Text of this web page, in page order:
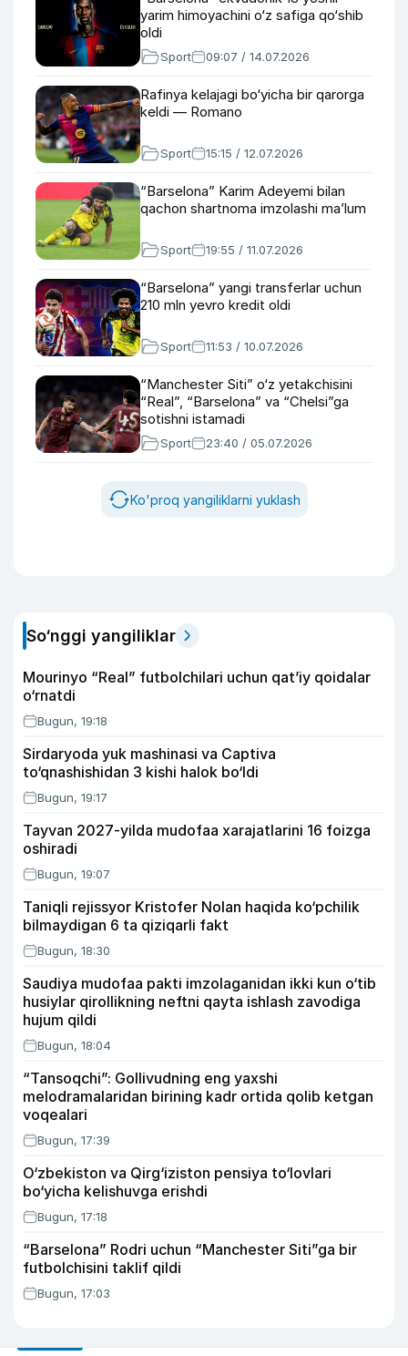
yarim himoyachini o‘z safiga qo‘shib
oldi
Sport 09:07 / 14.07.2026
Rafinya kelajagi bo‘yicha bir qarorga
keldi — Romano
Sport 15:15 / 12.07.2026
“Barselona” Karim Adeyemi bilan
qachon shartnoma imzolashi ma’lum
Sport 19:55 / 11.07.2026
“Barselona” yangi transferlar uchun
210 mln yevro kredit oldi
Sport 11:53 / 10.07.2026
“Manchester Siti” o‘z yetakchisini
“Real”, “Barselona” va “Chelsi”ga
sotishni istamadi
Sport 23:40 / 05.07.2026
Ko'proq yangiliklarni yuklash
So‘nggi yangiliklar
Mourinyo “Real” futbolchilari uchun qat’iy qoidalar
o‘rnatdi
Bugun, 19:18
Sirdaryoda yuk mashinasi va Captiva
to‘qnashishidan 3 kishi halok bo‘ldi
Bugun, 19:17
Tayvan 2027-yilda mudofaa xarajatlarini 16 foizga
oshiradi
Bugun, 19:07
Taniqli rejissyor Kristofer Nolan haqida ko‘pchilik
bilmaydigan 6 ta qiziqarli fakt
Bugun, 18:30
Saudiya mudofaa pakti imzolaganidan ikki kun o‘tib
husiylar qirollikning neftni qayta ishlash zavodiga
hujum qildi
Bugun, 18:04
“Tansoqchi”: Gollivudning eng yaxshi
melodramalaridan birining kadr ortida qolib ketgan
voqealari
Bugun, 17:39
O‘zbekiston va Qirg‘iziston pensiya to‘lovlari
bo‘yicha kelishuvga erishdi
Bugun, 17:18
“Barselona” Rodri uchun “Manchester Siti”ga bir
futbolchisini taklif qildi
Bugun, 17:03